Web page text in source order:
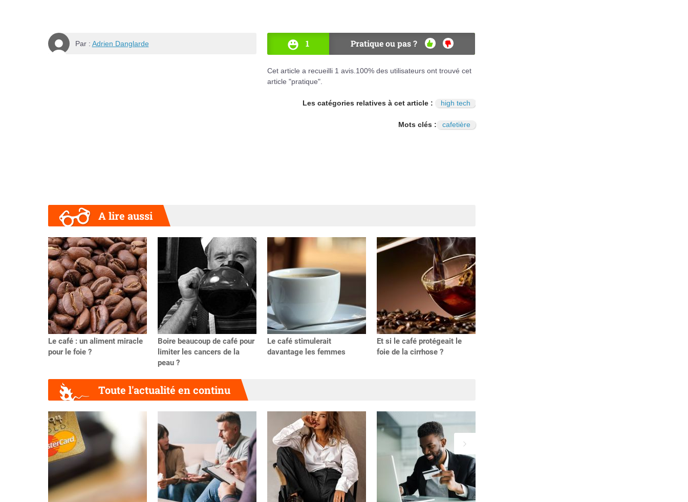
Par : Adrien Danglarde 1 Pratique ou pas ?
OUI NON
Cet article a recueilli 1 avis. 100% des utilisateurs ont trouvé cet
article "pratique".
Les catégories relatives à cet article : high tech
Mots clés : cafetière
A lire aussi
Le café : un aliment miracle
pour le foie ?
Boire beaucoup de café pour
limiter les cancers de la
peau ?
Le café stimulerait
davantage les femmes
Et si le café protégeait le
foie de la cirrhose ?
Précédent
Toute l'actualité en continu
Précédent